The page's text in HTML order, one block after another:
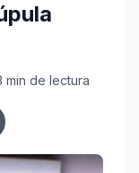
min de lectura